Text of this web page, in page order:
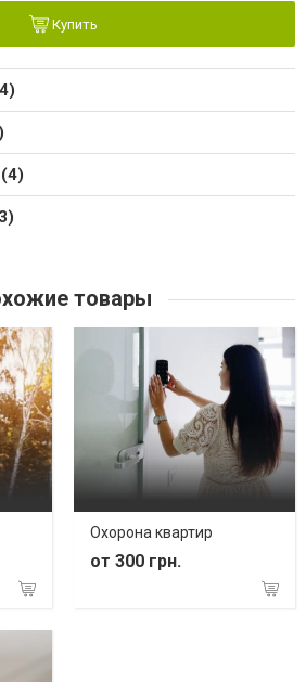
Купить
товары
Охорона квартир
от 300 грн.